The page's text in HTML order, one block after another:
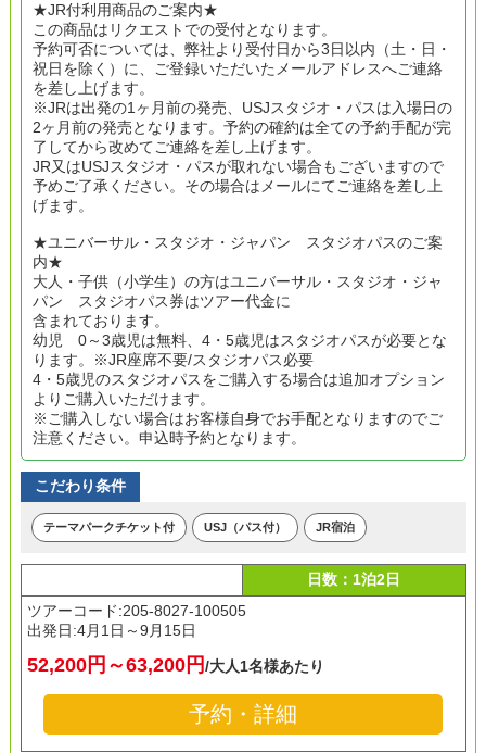
★JR付利用商品のご案内★
この商品はリクエストでの受付となります。
予約可否については、弊社より受付日から3日以内（土・日・
祝日を除く）に、ご登録いただいたメールアドレスへご連絡
を差し上げます。
※JRは出発の1ヶ月前の発売、USJスタジオ・パスは入場日の
2ヶ月前の発売となります。予約の確約は全ての予約手配が完
了してから改めてご連絡を差し上げます。
JR又はUSJスタジオ・パスが取れない場合もございますので
予めご了承ください。その場合はメールにてご連絡を差し上
げます。
★ユニバーサル・スタジオ・ジャパン スタジオパスのご案
内★
大人・子供（小学生）の方はユニバーサル・スタジオ・ジャ
パン スタジオパス券はツアー代金に
含まれております。
幼児 0～3歳児は無料、4・5歳児はスタジオパスが必要とな
ります。※JR座席不要/スタジオパス必要
4・5歳児のスタジオパスをご購入する場合は追加オプション
よりご購入いただけます。
※ご購入しない場合はお客様自身でお手配となりますのでご
注意ください。申込時予約となります。
こだわり条件
テーマパークチケット付 USJ（パス付） JR宿泊
日数：1泊2日
ツアーコード:205-8027-100505
出発日:4月1日～9月15日
52,200円～63,200円/大人1名様あたり
予約・詳細